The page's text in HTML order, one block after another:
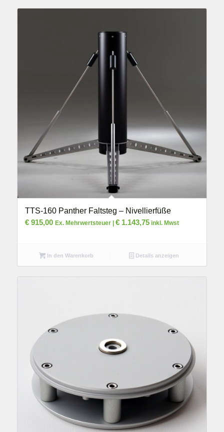
TTS-160 Panther Faltsteg – Nivellierfüße
€915,00 Ex. Mehrwertsteuer | €1.143,75inkl. Mwst
In den Warenkorb Details anzeigen